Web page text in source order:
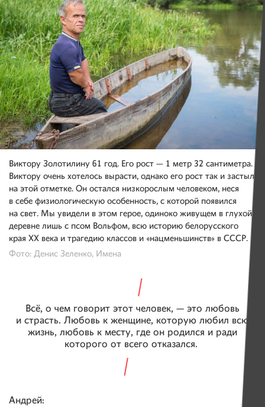
Виктору Золотилину 61 год. Его рост — 1 метр 32 сантиметра.
Виктору очень хотелось вырасти, однако его рост так и застыл
на этой отметке. Он остался низкорослым человеком, неся
в себе физиологическую особенность, с которой появился
на свет. Мы увидели в этом герое, одиноко живущем в глухой
деревне лишь с псом Вольфом, всю историю белорусского
края XX века и трагедию классов и «нацменьшинств» в СССР.
Фото: Денис Зеленко, Имена
Всё, о чем говорит этот человек, — это любовь
и страсть. Любовь к женщине, которую любил всю
жизнь, любовь к месту, где он родился и ради
которого от всего отказался.
Андрей: